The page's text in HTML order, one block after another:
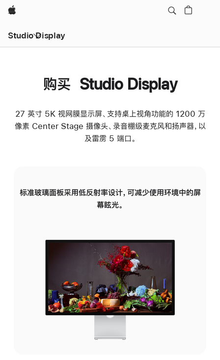
Apple
Studio Display
购买 Studio Display
27 英寸 5K 视网膜显示屏、支持桌上视角功能的 1200 万
像素 Center Stage 摄像头、录音棚级麦克风和扬声器，以
及雷雳 5 端口。
标准玻璃面板采用低反射率设计，可减少使用环境中的屏
幕眩光。